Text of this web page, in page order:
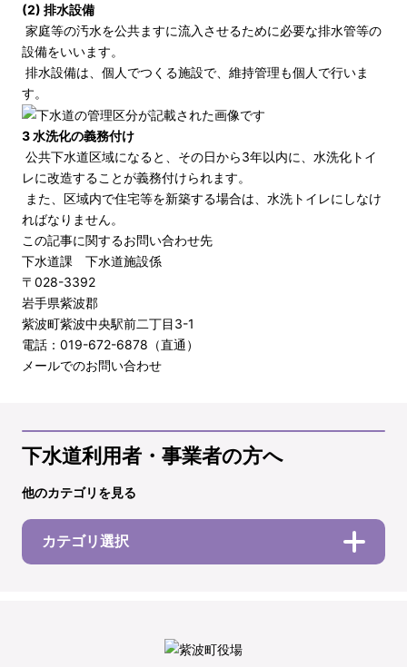
(2) 排水設備
家庭等の汚水を公共ますに流入させるために必要な排水管等の
設備をいいます。
排水設備は、個人でつくる施設で、維持管理も個人で行いま
す。
3 水洗化の義務付け
公共下水道区域になると、その日から3年以内に、水洗化トイ
レに改造することが義務付けられます。
また、区域内で住宅等を新築する場合は、水洗トイレにしなけ
ればなりません。
この記事に関するお問い合わせ先
下水道課 下水道施設係
〒028-3392
岩手県紫波郡
紫波町紫波中央駅前二丁目3-1
電話：019-672-6878（直通）
メールでのお問い合わせ
下水道利用者・事業者の方へ
他のカテゴリを見る
カテゴリ選択